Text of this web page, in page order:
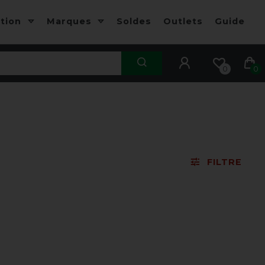
Marques Soldes Outlets Guide
0 0
FILTRE